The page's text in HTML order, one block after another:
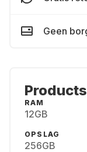
Geen
RAM
12GB
OPSLAG
256GB